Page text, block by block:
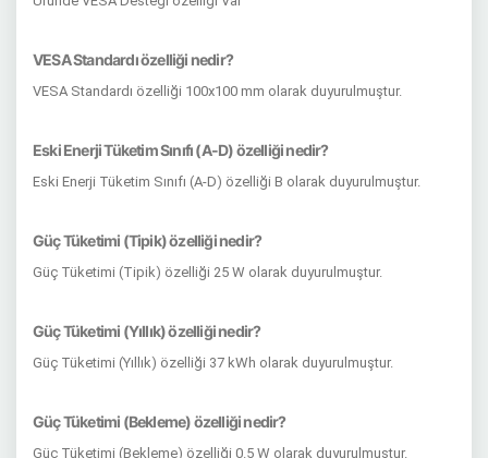
VESA Standardı özelliği nedir?
VESA Standardı özelliği 100x100 mm olarak duyurulmuştur.
Eski Enerji Tüketim Sınıfı (A-D) özelliği nedir?
Eski Enerji Tüketim Sınıfı (A-D) özelliği B olarak duyurulmuştur.
Güç Tüketimi (Tipik) özelliği nedir?
Güç Tüketimi (Tipik) özelliği 25 W olarak duyurulmuştur.
Güç Tüketimi (Yıllık) özelliği nedir?
Güç Tüketimi (Yıllık) özelliği 37 kWh olarak duyurulmuştur.
Güç Tüketimi (Bekleme) özelliği nedir?
Güç Tüketimi (Bekleme) özelliği 0.5 W olarak duyurulmuştur.